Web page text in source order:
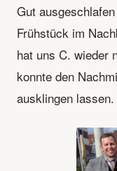
Gut
Frühstück im
hat uns C. wieder
konnte den
ausklingen lassen.